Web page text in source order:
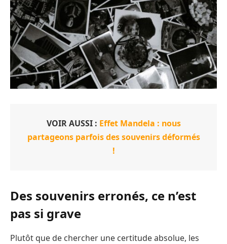
VOIR AUSSI : Effet Mandela : nous
partageons parfois des souvenirs déformés
!
Des souvenirs erronés, ce n’est
pas si grave
Plutôt que de chercher une certitude absolue, les